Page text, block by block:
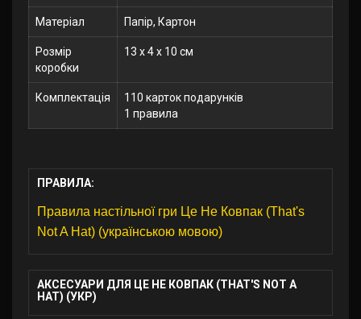
Матеріал Папір, Картон
Розмір
коробки
13 x 4 x 10 см
Комплектація
110 карток подарунків
1 правила
ПРАВИЛА:
Правила настільної гри Це Не Ковпак (That's
Not A Hat) (українською мовою)
АКСЕСУАРИ ДЛЯ ЦЕ НЕ КОВПАК (THAT'S NOT A
HAT) (УКР)